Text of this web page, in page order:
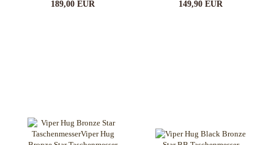
189,00 EUR 149,90 EUR